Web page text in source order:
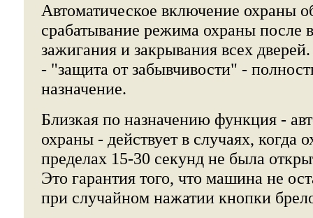
Автоматическое включение охраны
срабатывание режима охраны после
зажигания и закрывания всех
- "защита от забывчивости" -
назначение.
Близкая по назначению функция -
охраны - действует в случаях, когда
пределах 15-30 секунд не была
Это гарантия того, что машина не
при случайном нажатии кнопки